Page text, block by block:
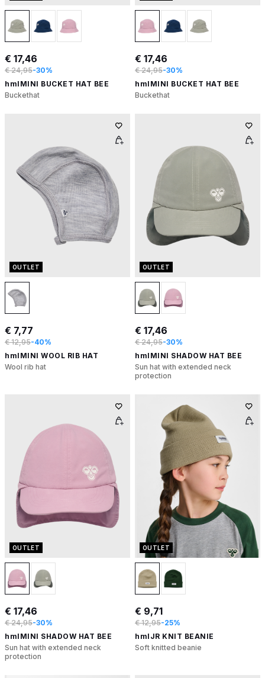
€ 17,46
€ 24,95-30%
hmlMINI BUCKET HAT BEE
Buckethat
€ 17,46
€ 24,95-30%
hmlMINI BUCKET HAT BEE
Buckethat
OUTLET
€ 7,77
€ 12,95-40%
hmlMINI WOOL RIB HAT
Wool rib hat
OUTLET
€ 17,46
€ 24,95-30%
hmlMINI SHADOW HAT BEE
Sun hat with extended neck
protection
OUTLET
€ 17,46
€ 24,95-30%
hmlMINI SHADOW HAT BEE
Sun hat with extended neck
protection
OUTLET
€ 9,71
€ 12,95-25%
hmlJR KNIT BEANIE
Soft knitted beanie